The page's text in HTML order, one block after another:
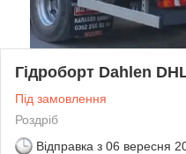
Гідроборт Dahlen
Під замовлення
Роздріб
Відправка з 06 вересня